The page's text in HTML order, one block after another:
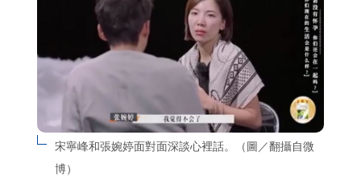
宋寧峰和張婉婷面對面深談心裡話。（圖／翻攝自微
博）